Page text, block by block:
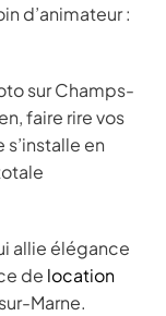
d’animateur :
sur Champs-
faire rire vos
en
allie élégance
de location
Marne.